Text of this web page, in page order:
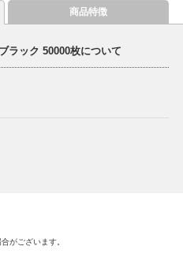
商品特徴
ラック 50000枚について
がございます。